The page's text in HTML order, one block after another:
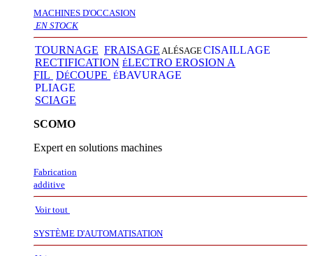
MACHINES D'OCCASION
EN STOCK
TOURNAGE FRAISAGE ALÉSAGECISAILLAGE
RECTIFICATION ÉLECTRO EROSION A
FIL DÉCOUPE ÉBAVURAGE
PLIAGE
SCIAGE
SCOMO
Expert en solutions machines
Fabrication
additive
Voir tout
SYSTÈME D'AUTOMATISATION